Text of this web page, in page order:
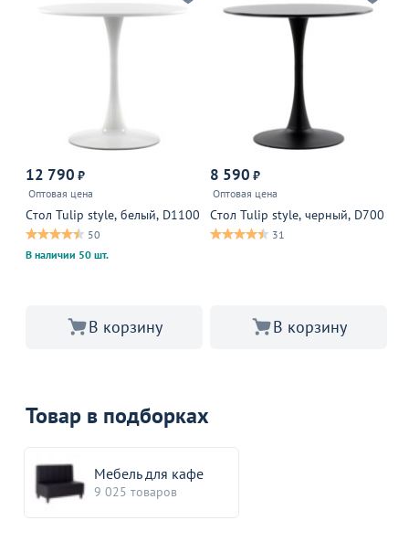
12 790 ₽
Оптовая цена
Cтол Tulip style, белый, D1100
50
В наличии 50 шт.
В корзину
8 590 ₽
Оптовая цена
Cтол Tulip style, черный, D700
31
В корзину
Товар в подборках
Мебель для кафе
9 025 товаров